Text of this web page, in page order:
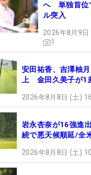
へ 単独首位
ル突入
2026年8月9
1
安田祐香、吉澤柚
上 金田久美子が1
2026年8月8日 (土)
岩永杏奈が16強進
続で悪天候順延/全
2026年8月8日 (土)